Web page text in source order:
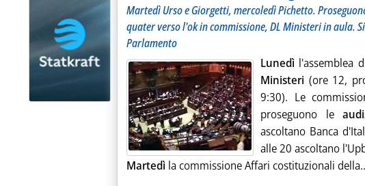
Martedì Urso e Giorgetti, mercoledì Pichetto.
quater verso l'ok in commissione, DL Ministeri in aula.
Parlamento
Lunedì l'assemblea
Ministeri (ore 12,
9:30). Le
proseguono le
ascoltano Banca
alle 20 ascoltano
Martedì la commissione Affari costituzionali